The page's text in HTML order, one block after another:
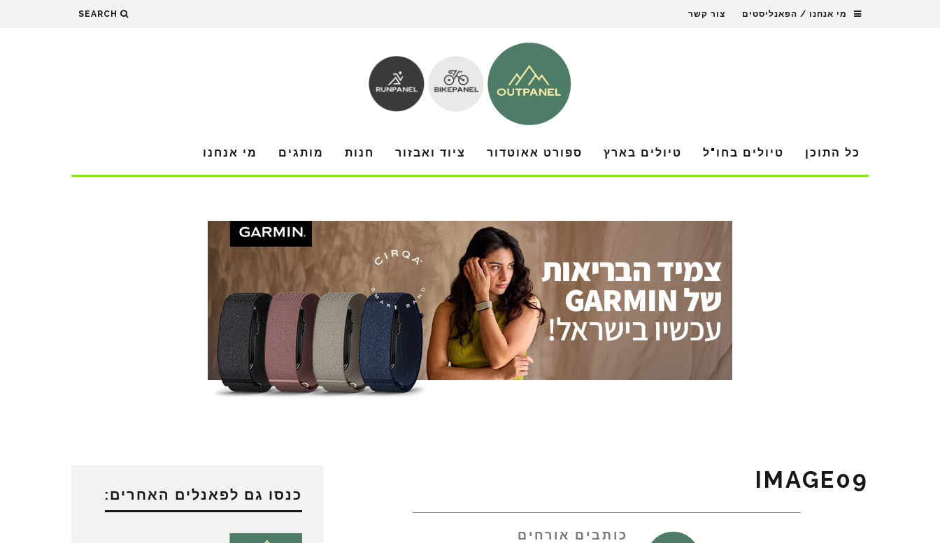
מי אנחנו / הפאנליסטים צור קשר SEARCH
כל התוכן טיולים בחו"ל טיולים בארץ ספורט אאוטדור ציוד ואבזור חנות מותגים מי אנחנו
IMAGE09
כותבים אורחים
כנסו גם לפאנלים האחרים: